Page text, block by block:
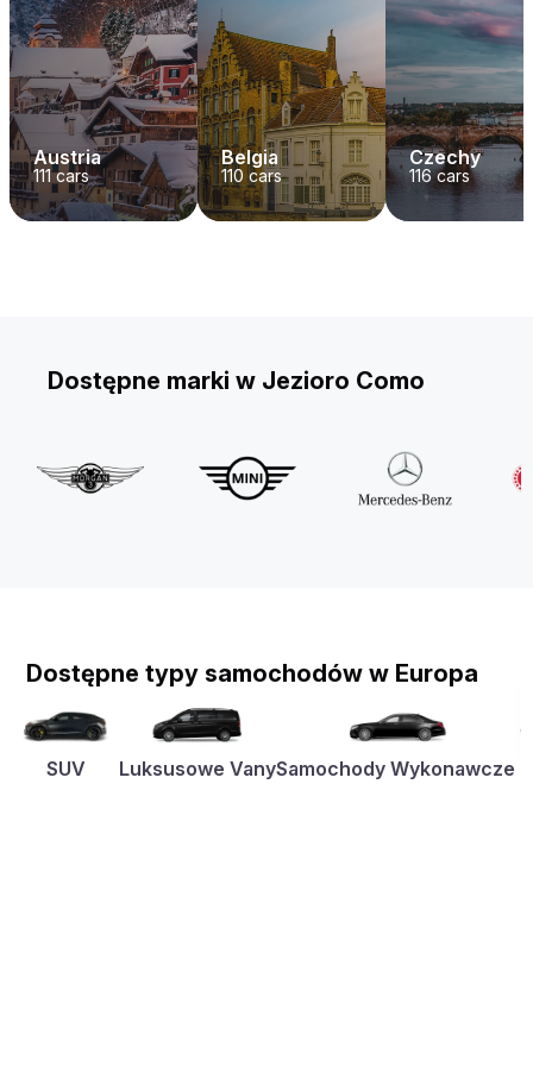
Austria
111cars
Belgia
110 cars
Czechy
116cars
Dostępne marki w Jezioro Como
Dostępne typy samochodów w Europa
SUV Luksusowe VanySamochody Wykonawcze